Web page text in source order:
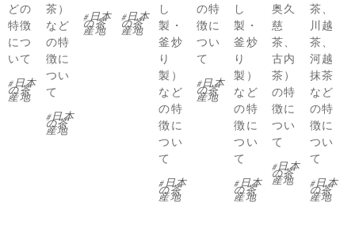
どの
特徴
につ
いて
日本
の茶
産地
茶）
など
の特
徴に
つい
て
日本
の茶
産地
日本
の茶
産地
日本
の茶
産地
し
製・
釜炒
り
製）
など
の特
徴に
つい
て
日本
の茶
産地
の特
徴に
つい
て
日本
の茶
産地
し
製・
釜炒
り
製）
など
の特
徴に
つい
て
日本
の茶
産地
奥久
慈
茶、
古内
茶）
の特
徴に
つい
て
日本
の茶
産地
茶、
川越
茶、
河越
抹茶
など
の特
徴に
つい
て
日本
の茶
産地